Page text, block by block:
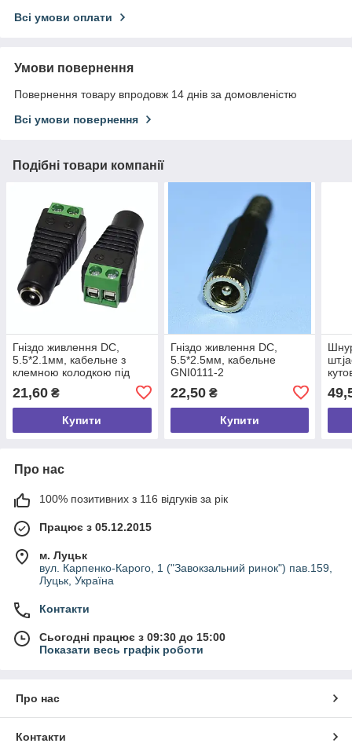
Всі умови оплати
Умови повернення
Повернення товару впродовж 14 днів за домовленістю
Всі умови повернення
Подібні товари компанії
Гніздо живлення DC,
5.5*2.1мм, кабельне з
клемною колодкою під
21,60 ₴
Купити
Гніздо живлення DC,
5.5*2.5мм, кабельне
GNI0111-2
22,50₴
Купити
Про нас
100% позитивних з 116 відгуків за рік
Працює з 05.12.2015
м. Луцьк
вул. Карпенко-Карого, 1 ("Завокзальний ринок") пав.159,
Луцьк, Україна
Контакти
Сьогодні працює з 09:30 до 15:00
Показати весь графік роботи
Про нас
Контакти